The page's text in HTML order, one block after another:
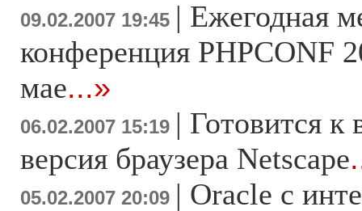
09.02.2007 19:45 | Ежегодная
конференция PHPCONF
мае...»
06.02.2007 15:19 | Готовится к
версия браузера Netscape
05.02.2007 20:09 | Oracle с